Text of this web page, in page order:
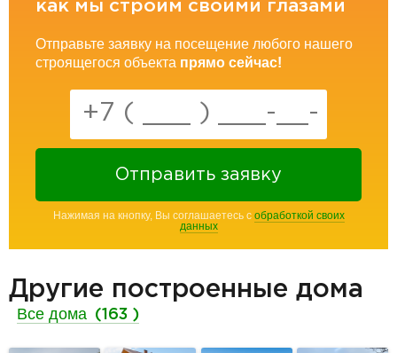
как мы строим своими глазами
Отправьте заявку на посещение любого нашего
строящегося объекта прямо сейчас!
Отправить заявку
Нажимая на кнопку, Вы соглашаетесь с обработкой своих
данных
Другие построенные дома
Все дома (163 )